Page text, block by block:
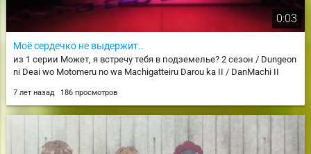
0:03
Моё сердечко не выдержит..
из 1 серии Может, я встречу тебя в подземелье? 2 сезон / Dungeon
ni Deai wo Motomeru no wa Machigatteiru Darou ka II / DanMachi II
7 лет назад 186 просмотров